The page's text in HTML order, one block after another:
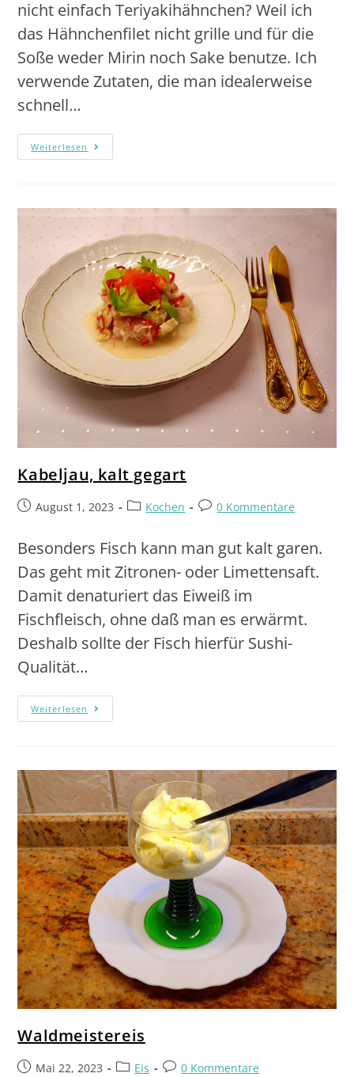
nicht einfach Teriyakihähnchen? Weil ich
das Hähnchenfilet nicht grille und für die
Soße weder Mirin noch Sake benutze. Ich
verwende Zutaten, die man idealerweise
schnell…
Weiterlesen
Kabeljau, kalt gegart
August 1, 2023 Kochen 0 Kommentare
Besonders Fisch kann man gut kalt garen.
Das geht mit Zitronen- oder Limettensaft.
Damit denaturiert das Eiweiß im
Fischfleisch, ohne daß man es erwärmt.
Deshalb sollte der Fisch hierfür Sushi-
Qualität…
Weiterlesen
Waldmeistereis
Mai 22, 2023 Eis 0 Kommentare